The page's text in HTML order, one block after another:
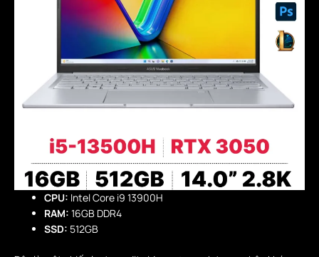
CPU: Intel Core i9 13900H
RAM: 16GB DDR4
SSD: 512GB